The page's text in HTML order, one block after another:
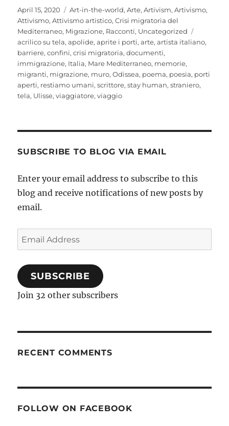
Posted
on
April 15, 2020 Categories
Art-in-the-world,Arte,Artivism,Artivismo,
Attivismo,Attivismo artistico,Crisi migratoria del
Mediterraneo, Migrazione, Racconti, Uncategorized
acrilico su tela,apolide,aprite i porti,arte,artista italiano,
barriere,confini,crisi migratoria,documenti,
immigrazione, Italia, Mare Mediterraneo, memorie,
migranti, migrazione, muro,Odissea, poema, poesia, porti
aperti, restiamo umani,scrittore,stay human,straniero,
tela, Ulisse,viaggiatore,viaggio
SUBSCRIBE TO BLOG VIA EMAIL
Enter your email address to subscribe to this
blog and receive notifications of new posts by
email.
Email
Address
SUBSCRIBE
Join 32 other subscribers
RECENT COMMENTS
FOLLOW ON FACEBOOK